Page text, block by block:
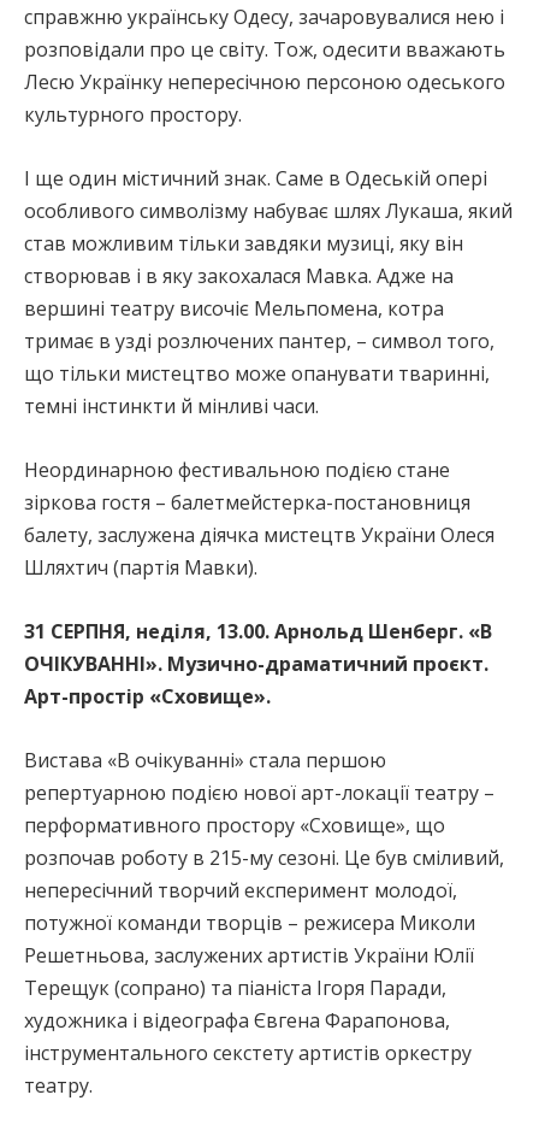
справжню українську Одесу, зачаровувалися нею і
розповідали про це світу. Тож, одесити вважають
Лесю Українку непересічною персоною одеського
культурного простору.
І ще один містичний знак. Саме в Одеській опері
особливого символізму набуває шлях Лукаша, який
став можливим тільки завдяки музиці, яку він
створював і в яку закохалася Мавка. Адже на
вершині театру височіє Мельпомена, котра
тримає в узді розлючених пантер, – символ того,
що тільки мистецтво може опанувати тваринні,
темні інстинкти й мінливі часи.
Неординарною фестивальною подією стане
зіркова гостя – балетмейстерка-постановниця
балету, заслужена діячка мистецтв України Олеся
Шляхтич (партія Мавки).
31 СЕРПНЯ, неділя, 13.00. Арнольд Шенберг. «В
ОЧІКУВАННІ». Музично-драматичний проєкт.
Арт-простір «Сховище».
Вистава «В очікуванні» стала першою
репертуарною подією нової арт-локації театру –
перформативного простору «Сховище», що
розпочав роботу в 215-му сезоні. Це був сміливий,
непересічний творчий експеримент молодої,
потужної команди творців – режисера Миколи
Решетньова, заслужених артистів України Юлії
Терещук (сопрано) та піаніста Ігоря Паради,
художника і відеографа Євгена Фарапонова,
інструментального секстету артистів оркестру
театру.